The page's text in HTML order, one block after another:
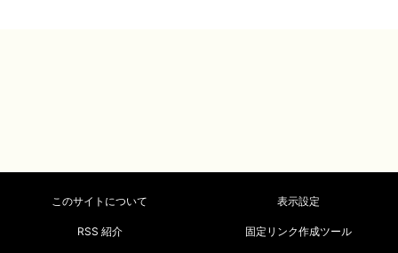
このサイトについて 表示設定
RSS 紹介 固定リンク作成ツール